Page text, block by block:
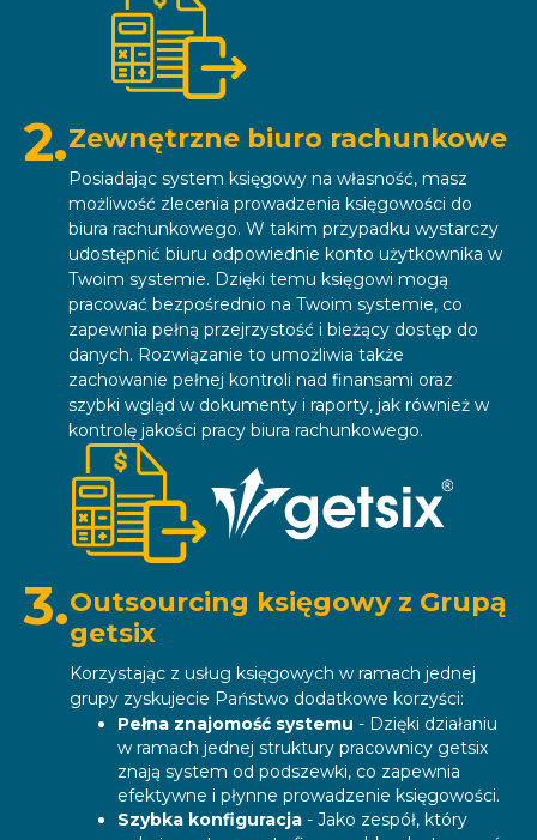
2.Zewnętrzne biuro rachunkowe
Posiadając system księgowy na własność, masz
możliwość zlecenia prowadzenia księgowości do
biura rachunkowego. W takim przypadku wystarczy
udostępnić biuru odpowiednie konto użytkownika w
Twoim systemie. Dzięki temu księgowi mogą
pracować bezpośrednio na Twoim systemie, co
zapewnia pełną przejrzystość i bieżący dostęp do
danych. Rozwiązanie to umożliwia także
zachowanie pełnej kontroli nad finansami oraz
szybki wgląd w dokumenty i raporty, jak również w
kontrolę jakości pracy biura rachunkowego.
3.Outsourcing księgowy z Grupą
getsix
Korzystając z usług księgowych w ramach jednej
grupy zyskujecie Państwo dodatkowe korzyści:
Pełna znajomość systemu - Dzięki działaniu
w ramach jednej struktury pracownicy getsix
znają system od podszewki, co zapewnia
efektywne i płynne prowadzenie księgowości.
Szybka konfiguracja - Jako zespół, który